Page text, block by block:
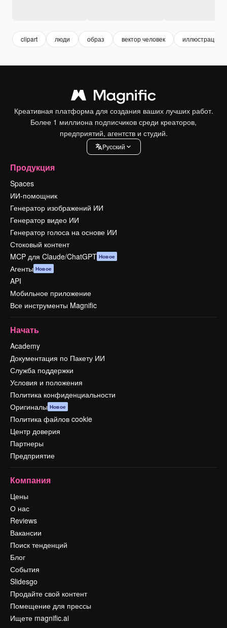
clipart люди образ вектор человек иллюстрации
Креативная платформа для создания ваших лучших работ.
Более 1 миллиона подписчиков среди креаторов,
предприятий, агентств и студий.
Pусский
Продукция
Spaces
ИИ-помощник
Генератор изображений ИИ
Генератор видео ИИ
Генератор голоса на основе ИИ
Стоковый контент
MCP для Claude/ChatGPT Новое
Агенты Новое
API
Мобильное приложение
Все инструменты Magnific
Начать
Academy
Документация по Пакету ИИ
Служба поддержки
Условия и положения
Политика конфиденциальности
Оригиналы Новое
Политика файлов cookie
Центр доверия
Партнеры
Предприятие
Компания
Цены
О нас
Reviews
Вакансии
Поиск тенденций
Блог
События
Slidesgo
Продайте свой контент
Помещение для прессы
Ищете magnific.ai